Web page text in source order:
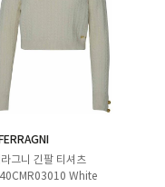
그니 긴팔 티셔츠
White